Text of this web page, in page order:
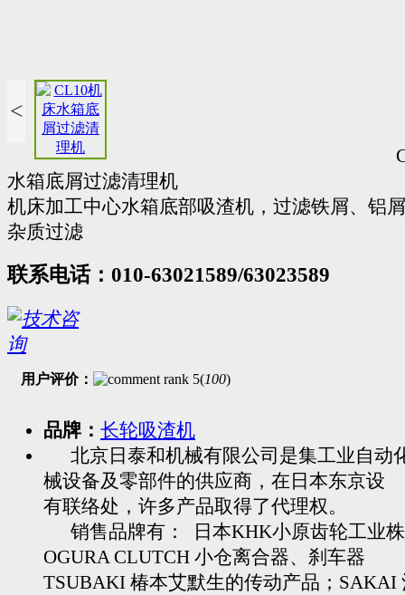
<
水箱底屑过滤清理机
机床加工中心水箱底部吸渣机，过滤铁屑、铝
杂质过滤
联系电话：010-63021589/63023589
用户评价： (100)
品牌： 长轮吸渣机
北京日泰和机械有限公司是集工业自动
械设备及零部件的供应商，在日本东京设
有联络处，许多产品取得了代理权。
销售品牌有： 日本KHK小原齿轮工业
OGURA CLUTCH 小仓离合器、刹车器
TSUBAKI 椿本艾默生的传动产品；SAKAI